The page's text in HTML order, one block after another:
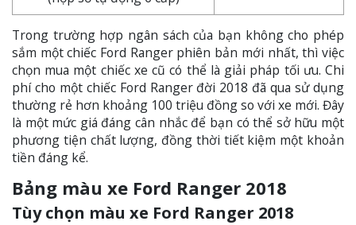
Trong trường hợp ngân sách của bạn không cho phép
sắm một chiếc Ford Ranger phiên bản mới nhất, thì việc
chọn mua một chiếc xe cũ có thể là giải pháp tối ưu. Chi
phí cho một chiếc Ford Ranger đời 2018 đã qua sử dụng
thường rẻ hơn khoảng 100 triệu đồng so với xe mới. Đây
là một mức giá đáng cân nhắc để bạn có thể sở hữu một
phương tiện chất lượng, đồng thời tiết kiệm một khoản
tiền đáng kể.
Bảng màu xe Ford Ranger 2018
Tùy chọn màu xe Ford Ranger 2018